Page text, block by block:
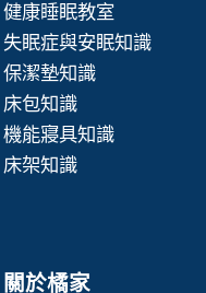
健康睡眠教室
失眠症與安眠知識
保潔墊知識
床包知識
機能寢具知識
床架知識
關於橘家